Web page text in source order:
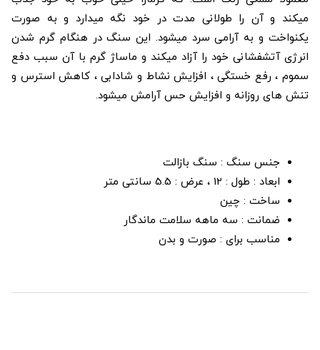
میکند و آن را طولانی مدت در خود نگه میدارد و به صورت
یکنواخت و به آرامی سرد میشود. این سنگ در هنگام گرم شدن
انرژی آتشفشانی خود را آزاد میکند و ماساژ گرم با آن سبب دفع
سموم ، رفع خستگی ، افزایش نشاط و شادابی ، کاهش استرس و
تنش های روزانه و افزایش حس آرامش میشود.
جنس سنگ : سنگ بازالت
ابعاد : طول : 12 ، عرض : 5.5 سانتی متر
ساخت : چین
ضمانت : سه ماهه سلامت ماندگار
مناسب برای : صورت و بدن